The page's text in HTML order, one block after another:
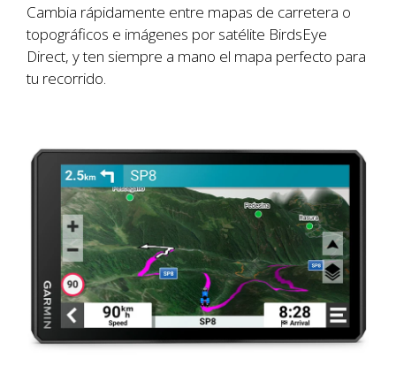
Cambia rápidamente entre mapas de carretera o
topográficos e imágenes por satélite BirdsEye
Direct, y ten siempre a mano el mapa perfecto para
tu recorrido.